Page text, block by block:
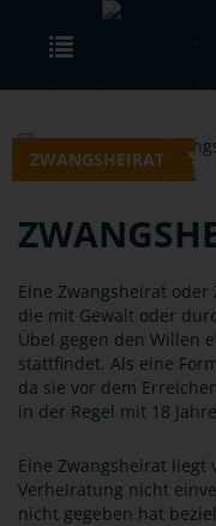
Skip to main content
ZWANGSHEIRAT
Eine Zwangsheirat
die mit Gewalt oder
Übel gegen den Willen
stattfindet. Als eine
da sie vor dem
in der Regel mit 18
Eine Zwangsheirat
Verheiratung nicht
nicht gegeben hat